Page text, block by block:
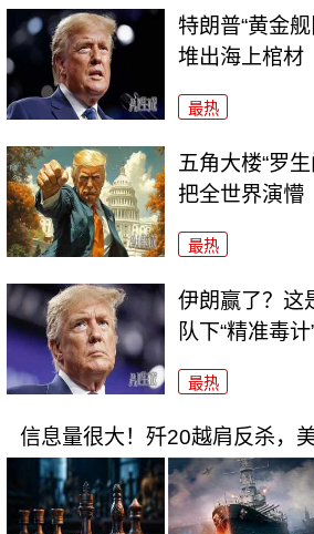
特朗普“黄金
堆出海上棺材
最热
五角大楼“罗
把全世界演懵
最热
伊朗赢了？这
队下“精准毒计
最热
信息量很大！歼20越肩反杀，